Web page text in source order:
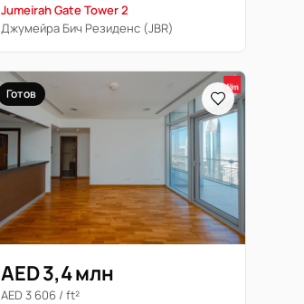
Jumeirah Gate Tower 2
Джумейра Бич Резиденс (JBR)
Готов
AED 3,4 млн
AED 3 606 / ft²